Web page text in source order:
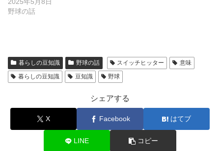
2025年5月8日
野球の話
暮らしの豆知識 野球の話 スイッチヒッター
意味
暮らしの豆知識
豆知識 野球
シェアする
X Facebook はてブ
LINE コピー